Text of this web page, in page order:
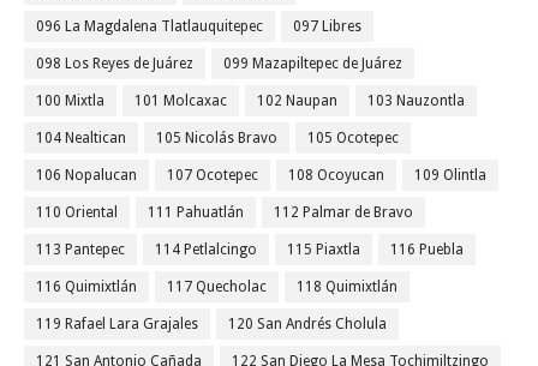
096 La Magdalena Tlatlauquitepec 097 Libres
098 Los Reyes de Juárez 099 Mazapiltepec de Juárez
100 Mixtla 101 Molcaxac 102 Naupan 103 Nauzontla
104 Nealtican 105 Nicolás Bravo 105 Ocotepec
106 Nopalucan 107 Ocotepec 108 Ocoyucan 109 Olintla
110 Oriental 111 Pahuatlán 112 Palmar de Bravo
113 Pantepec 114 Petlalcingo 115 Piaxtla 116 Puebla
116 Quimixtlán 117 Quecholac 118 Quimixtlán
119 Rafael Lara Grajales 120 San Andrés Cholula
121 San Antonio Cañada 122 San Diego La Mesa Tochimiltzingo